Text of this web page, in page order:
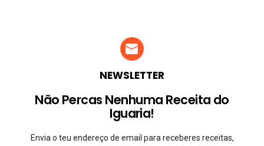
NEWSLETTER
Não Percas Nenhuma Receita do
Iguaria!
Envia o teu endereço de email para receberes receitas,